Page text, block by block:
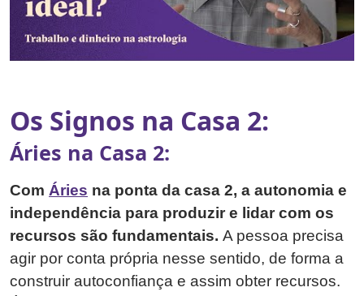
Os Signos na Casa 2:
Áries na Casa 2:
Com Áries na ponta da casa 2, a autonomia e
independência para produzir e lidar com os
recursos são fundamentais. A pessoa precisa
agir por conta própria nesse sentido, de forma a
construir autoconfiança e assim obter recursos.